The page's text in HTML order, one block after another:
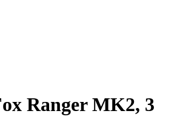
Ranger MK2, 3